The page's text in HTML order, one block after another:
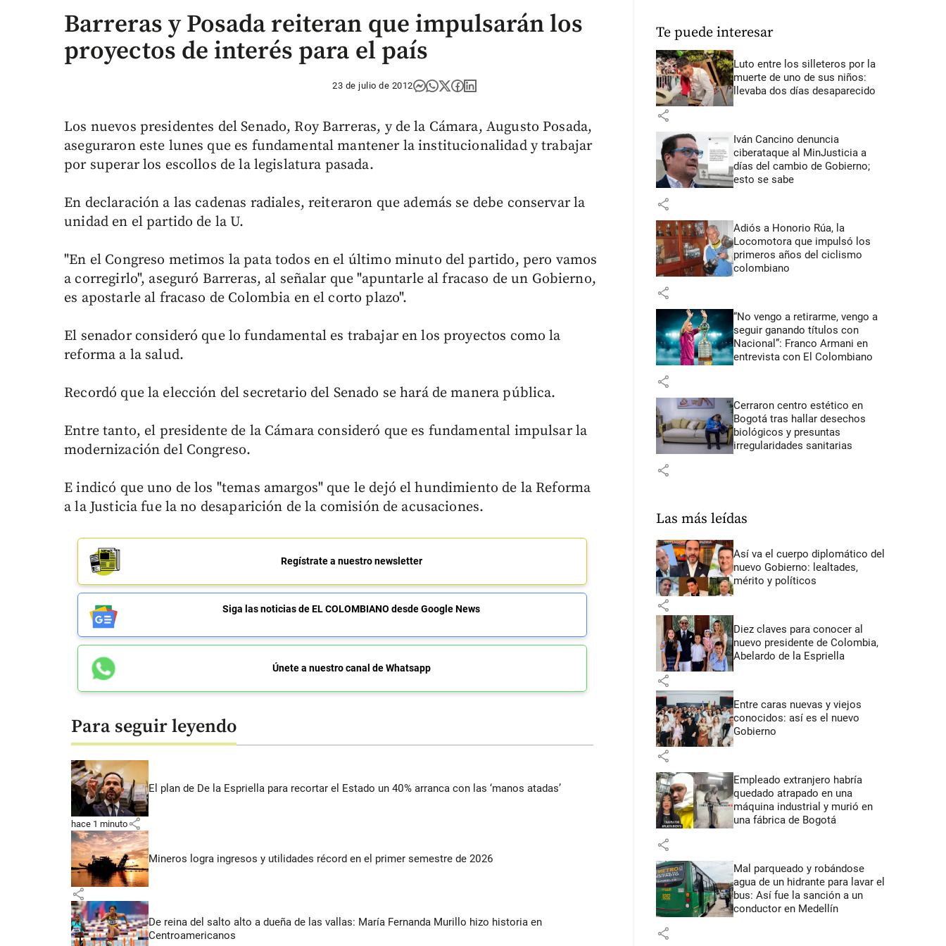
Barreras y Posada reiteran que impulsarán los
proyectos de interés para el país
23 de julio de 2012
Los nuevos presidentes del Senado, Roy Barreras, y de la Cámara, Augusto Posada,
aseguraron este lunes que es fundamental mantener la institucionalidad y trabajar
por superar los escollos de la legislatura pasada.
En declaración a las cadenas radiales, reiteraron que además se debe conservar la
unidad en el partido de la U.
"En el Congreso metimos la pata todos en el último minuto del partido, pero vamos
a corregirlo", aseguró Barreras, al señalar que "apuntarle al fracaso de un Gobierno,
es apostarle al fracaso de Colombia en el corto plazo".
El senador consideró que lo fundamental es trabajar en los proyectos como la
reforma a la salud.
Recordó que la elección del secretario del Senado se hará de manera pública.
Entre tanto, el presidente de la Cámara consideró que es fundamental impulsar la
modernización del Congreso.
E indicó que uno de los "temas amargos" que le dejó el hundimiento de la Reforma
a la Justicia fue la no desaparición de la comisión de acusaciones.
Regístrate a nuestro newsletter
Siga las noticias de EL COLOMBIANO desde Google News
Únete a nuestro canal de Whatsapp
Para seguir leyendo
El plan de De la Espriella para recortar el Estado un 40% arranca con las ‘manos atadas’
hace 1 minuto share
Mineros logra ingresos y utilidades récord en el primer semestre de 2026
share
De reina del salto alto a dueña de las vallas: María Fernanda Murillo hizo historia en
Centroamericanos
Te puede interesar
Luto entre los silleteros por la
muerte de uno de sus niños:
llevaba dos días desaparecido
share
Iván Cancino denuncia
ciberataque al MinJusticia a
días del cambio de Gobierno;
esto se sabe
share
Adiós a Honorio Rúa, la
Locomotora que impulsó los
primeros años del ciclismo
colombiano
share
“No vengo a retirarme, vengo a
seguir ganando títulos con
Nacional”: Franco Armani en
entrevista con El Colombiano
share
Cerraron centro estético en
Bogotá tras hallar desechos
biológicos y presuntas
irregularidades sanitarias
share
Las más leídas
Así va el cuerpo diplomático del
nuevo Gobierno: lealtades,
mérito y políticos
share
Diez claves para conocer al
nuevo presidente de Colombia,
Abelardo de la Espriella
share
Entre caras nuevas y viejos
conocidos: así es el nuevo
Gobierno
share
Empleado extranjero habría
quedado atrapado en una
máquina industrial y murió en
una fábrica de Bogotá
share
Mal parqueado y robándose
agua de un hidrante para lavar el
bus: Así fue la sanción a un
conductor en Medellín
share